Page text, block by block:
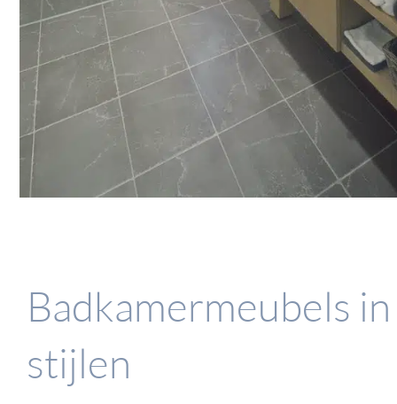
Badkamermeubels
stijlen